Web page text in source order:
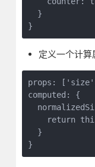
  }
定义一个计算
props:
computed: {
return
  }